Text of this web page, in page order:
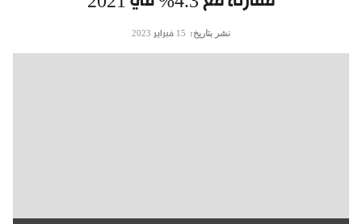
نشر بتاريخ: 15 فبراير 2023